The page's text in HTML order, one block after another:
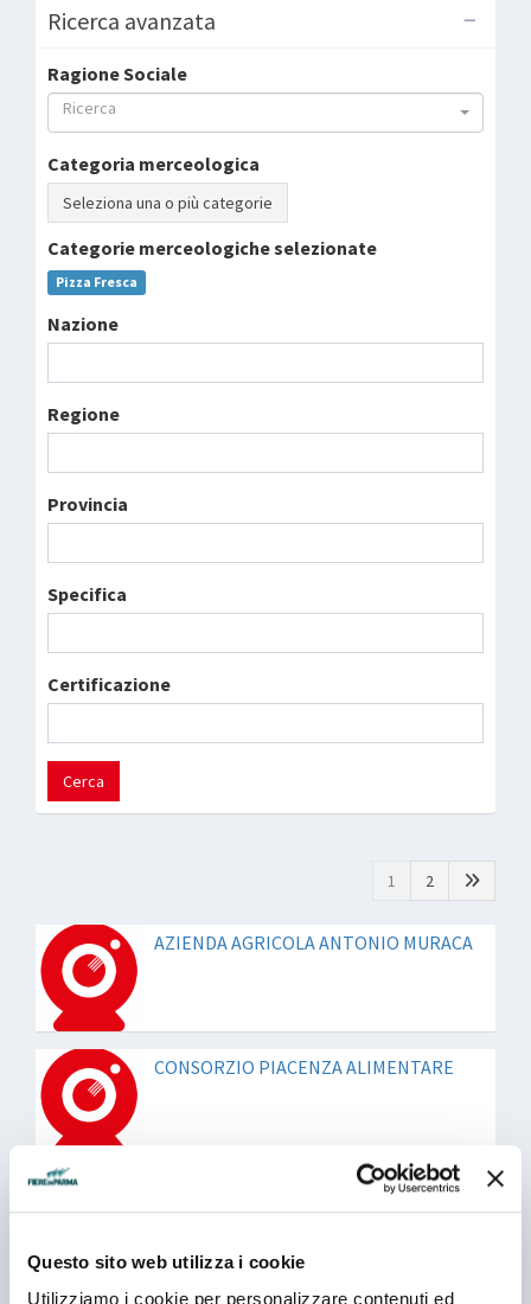
Questo sito web utilizza i cookie
Utilizziamo i cookie per personalizzare contenuti ed
Ricerca avanzata
Ragione Sociale
Ricerca
Categoria merceologica
Seleziona una o più categorie
Categorie merceologiche selezionate
Pizza Fresca
Nazione
Regione
Provincia
Specifica
Certificazione
Cerca
1 2
AZIENDA AGRICOLA ANTONIO MURACA
CONSORZIO PIACENZA ALIMENTARE